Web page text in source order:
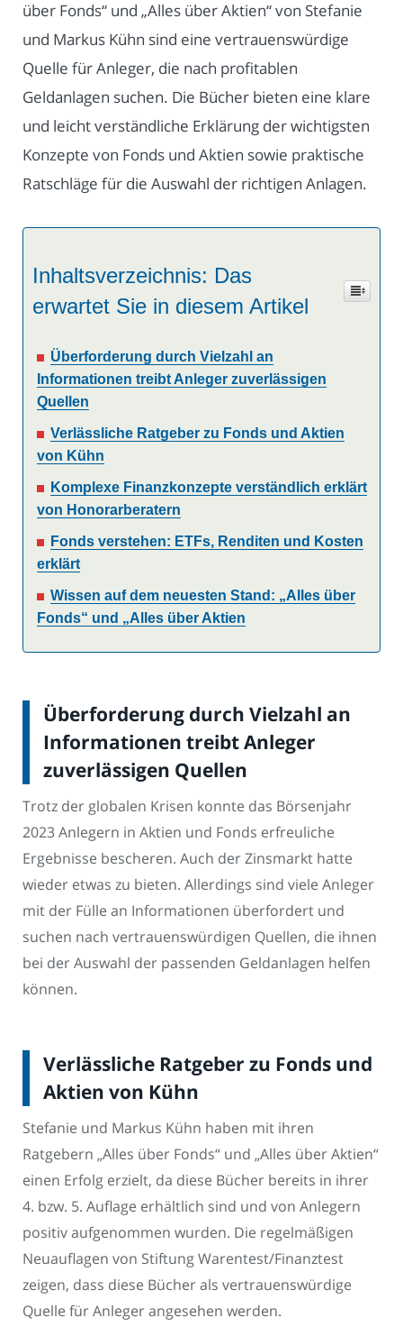
über Fonds“ und „Alles über Aktien“ von Stefanie
und Markus Kühn sind eine vertrauenswürdige
Quelle für Anleger, die nach profitablen
Geldanlagen suchen. Die Bücher bieten eine klare
und leicht verständliche Erklärung der wichtigsten
Konzepte von Fonds und Aktien sowie praktische
Ratschläge für die Auswahl der richtigen Anlagen.
Inhaltsverzeichnis: Das
erwartet Sie in diesem Artikel
Überforderung durch Vielzahl an
Informationen treibt Anleger zuverlässigen
Quellen
Verlässliche Ratgeber zu Fonds und Aktien
von Kühn
Komplexe Finanzkonzepte verständlich erklärt
von Honorarberatern
Fonds verstehen: ETFs, Renditen und Kosten
erklärt
Wissen auf dem neuesten Stand: „Alles über
Fonds“ und „Alles über Aktien
Überforderung durch Vielzahl an
Informationen treibt Anleger
zuverlässigen Quellen
Trotz der globalen Krisen konnte das Börsenjahr
2023 Anlegern in Aktien und Fonds erfreuliche
Ergebnisse bescheren. Auch der Zinsmarkt hatte
wieder etwas zu bieten. Allerdings sind viele Anleger
mit der Fülle an Informationen überfordert und
suchen nach vertrauenswürdigen Quellen, die ihnen
bei der Auswahl der passenden Geldanlagen helfen
können.
Verlässliche Ratgeber zu Fonds und
Aktien von Kühn
Stefanie und Markus Kühn haben mit ihren
Ratgebern „Alles über Fonds“ und „Alles über Aktien“
einen Erfolg erzielt, da diese Bücher bereits in ihrer
4. bzw. 5. Auflage erhältlich sind und von Anlegern
positiv aufgenommen wurden. Die regelmäßigen
Neuauflagen von Stiftung Warentest/Finanztest
zeigen, dass diese Bücher als vertrauenswürdige
Quelle für Anleger angesehen werden.